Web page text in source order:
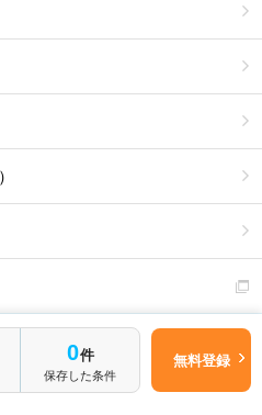
0件
保存した条件
無料登録
について
はじめて転職